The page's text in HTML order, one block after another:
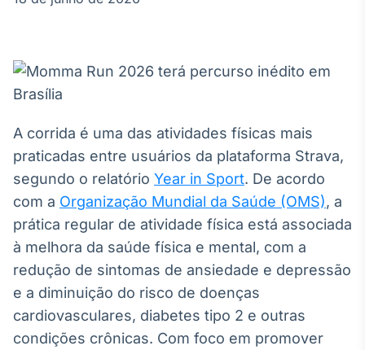
White Label
Plataforma para
conteúdos
personalizados
Soluções de Dados
e Conteúdos
OTC
Plataforma para
negociação de
A corrida é uma das atividades físicas mais
praticadas entre usuários da plataforma Strava,
segundo o relatório Year in Sport. De acordo
com a Organização Mundial da Saúde (OMS), a
prática regular de atividade física está associada
à melhora da saúde física e mental, com a
redução de sintomas de ansiedade e depressão
e a diminuição do risco de doenças
cardiovasculares, diabetes tipo 2 e outras
condições crônicas. Com foco em promover